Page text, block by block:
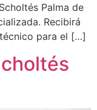
Palma de
Recibirá
para el […]